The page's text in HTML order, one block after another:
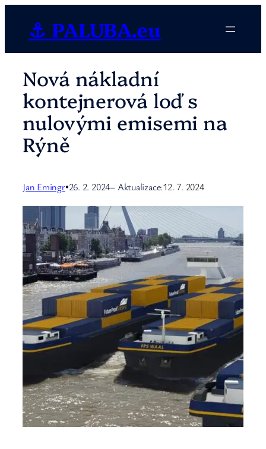
obsah
⚓ PALUBA.eu
Nová nákladní
kontejnerová loď s
nulovými emisemi na
Rýně
Jan Emingr•26. 2. 2024– Aktualizace:12. 7. 2024